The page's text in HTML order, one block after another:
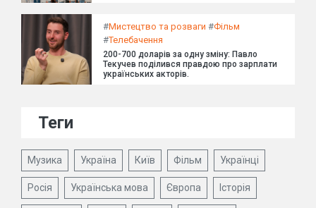
#Мистецтво та розваги #Фільм
#Телебачення
200-700 доларів за одну зміну: Павло
Текучев поділився правдою про зарплати
українських акторів.
Теги
Музика Україна Київ Фільм Українці
Росія Українська мова Європа Історія